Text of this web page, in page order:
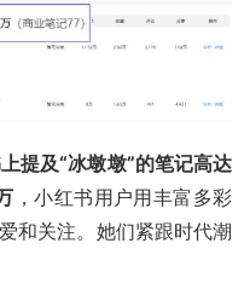
提及“冰墩墩”的笔记高达
，小红书用户用丰富多彩
和关注。她们紧跟时代潮